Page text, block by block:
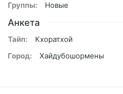
Группы:
Новые
Анкета
Тайп:
Кхоратхой
Город:
Хайдубошормены